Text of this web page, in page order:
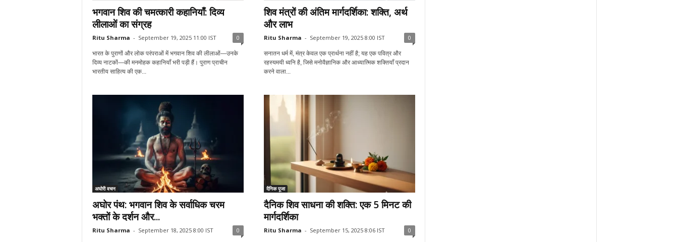
भगवान शिव की चमत्कारी कहानियाँ: दिव्य
लीलाओं का संग्रह
Ritu Sharma - September 19, 2025 11:00 IST 0
भारत के पुराणों और लोक परंपराओं में भगवान शिव की लीलाओं—उनके
दिव्य नाटकों—की मनमोहक कहानियाँ भरी पड़ी हैं। पुराण प्राचीन
भारतीय साहित्य की एक...
शिव मंत्रों की अंतिम मार्गदर्शिका: शक्ति, अर्थ
और लाभ
Ritu Sharma - September 19, 2025 8:00 IST 0
सनातन धर्म में, मंत्र केवल एक प्रार्थना नहीं है; यह एक पवित्र और
रहस्यमयी ध्वनि है, जिसे मनोवैज्ञानिक और आध्यात्मिक शक्तियाँ प्रदान
करने वाला...
अघोरी वचन
अघोर पंथ: भगवान शिव के सर्वाधिक चरम
भक्तों के दर्शन और...
Ritu Sharma - September 18, 2025 8:00 IST 0
दैनिक पूजा
दैनिक शिव साधना की शक्ति: एक 5 मिनट की
मार्गदर्शिका
Ritu Sharma - September 15, 2025 8:06 IST 0